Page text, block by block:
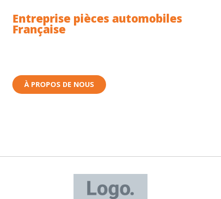
Entreprise pièces automobiles
Française
À PROPOS DE NOUS